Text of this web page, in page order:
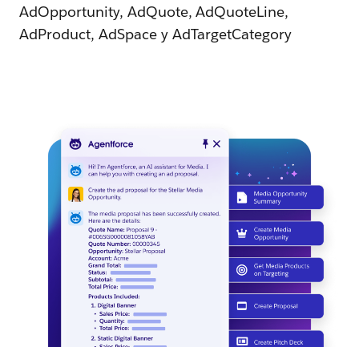
AdOpportunity, AdQuote, AdQuoteLine,
AdProduct, AdSpace y AdTargetCategory